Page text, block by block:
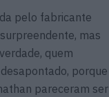
pelo fabricante
mas
quem
porque
pareceram ser